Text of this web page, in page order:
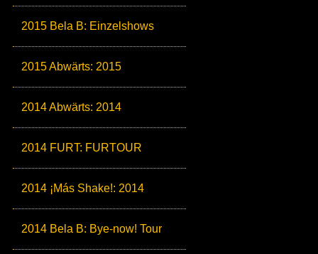
2015 Bela B: Einzelshows
2015 Abwärts: 2015
2014 Abwärts: 2014
2014 FURT: FURTOUR
2014 ¡Más Shake!: 2014
2014 Bela B: Bye-now! Tour